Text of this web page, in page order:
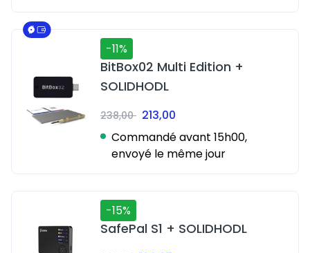
-11%
BitBox02 Multi Edition +
SOLIDHODL
238,00 213,00
Commandé avant 15h00,
envoyé le même jour
-15%
SafePal S1 + SOLIDHODL